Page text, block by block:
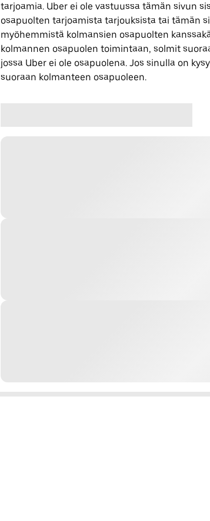
tarjoamia. Uber ei ole vastuussa tämän sivun
osapuolten tarjoamista tarjouksista tai tämän
myöhemmistä kolmansien osapuolten
kolmannen osapuolen toimintaan, solmit
jossa Uber ei ole osapuolena. Jos sinulla on
suoraan kolmanteen osapuoleen.